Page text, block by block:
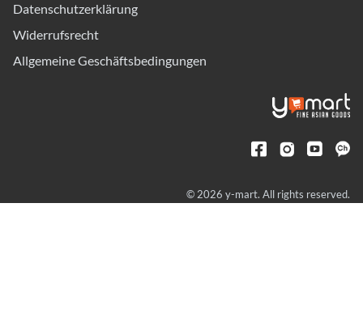
Datenschutzerklärung
Widerrufsrecht
Allgemeine Geschäftsbedingungen
© 2026 y-mart. All rights reserved.